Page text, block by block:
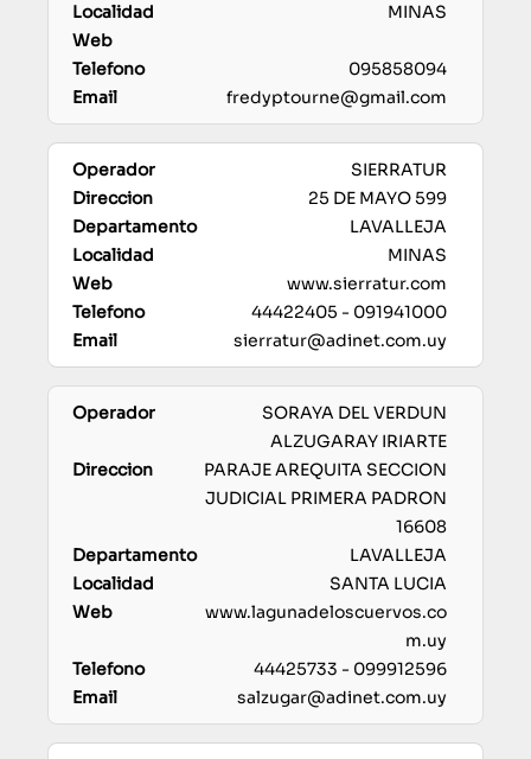
MINAS
095858094
fredyptourne@gmail.com
SIERRATUR
25 DE MAYO 599
LAVALLEJA
MINAS
www.sierratur.com
44422405 - 091941000
sierratur@adinet.com.uy
SORAYA DEL VERDUN
ALZUGARAY IRIARTE
PARAJE AREQUITA SECCION
JUDICIAL PRIMERA PADRON
16608
LAVALLEJA
SANTA LUCIA
www.lagunadeloscuervos.co
m.uy
44425733 - 099912596
salzugar@adinet.com.uy